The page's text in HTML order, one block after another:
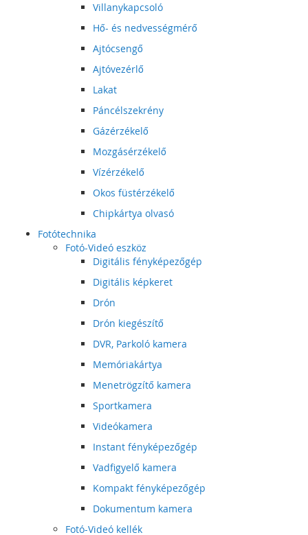
Villanykapcsoló
Hő- és nedvességmérő
Ajtócsengő
Ajtóvezérlő
Lakat
Páncélszekrény
Gázérzékelő
Mozgásérzékelő
Vízérzékelő
Okos füstérzékelő
Chipkártya olvasó
Fotótechnika
Fotó-Videó eszköz
Digitális fényképezőgép
Digitális képkeret
Drón
Drón kiegészítő
DVR, Parkoló kamera
Memóriakártya
Menetrögzítő kamera
Sportkamera
Videókamera
Instant fényképezőgép
Vadfigyelő kamera
Kompakt fényképezőgép
Dokumentum kamera
Fotó-Videó kellék